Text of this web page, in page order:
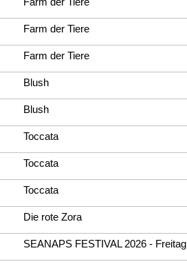
Farm der Tiere
Farm der Tiere
Blush
Blush
Toccata
Toccata
Toccata
Die rote Zora
SEANAPS FESTIVAL 2026 - Freitag